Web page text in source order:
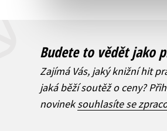
Budete to vědět jako
Zajímá Vás, jaký knižní hit
jaká běží soutěž o ceny?
novineksouhlasíte se